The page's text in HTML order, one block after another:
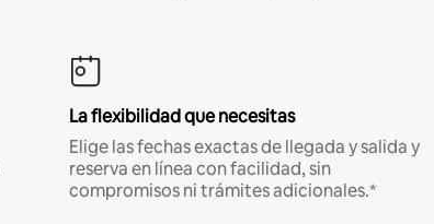
La flexibilidad que necesitas
Elige las fechas exactas de llegada y salida y
reserva en línea con facilidad, sin
compromisos ni trámites adicionales.*